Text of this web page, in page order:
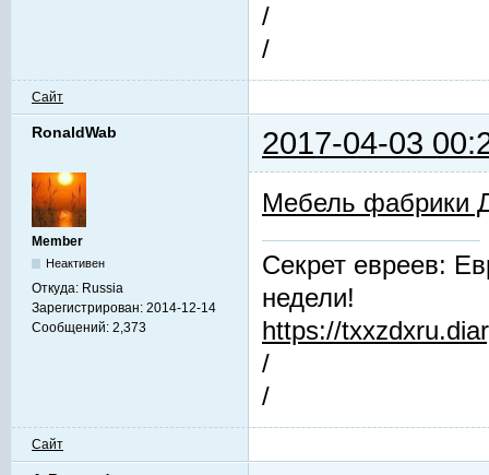
/
/
Сайт
RonaldWab 2017-04-03
Member
Неактивен
Откуда: Russia
Зарегистрирован: 2014-12-14
Сообщений: 2,373
Мебель фабрики
Секрет евреев:
недели!
https://
/
/
Сайт